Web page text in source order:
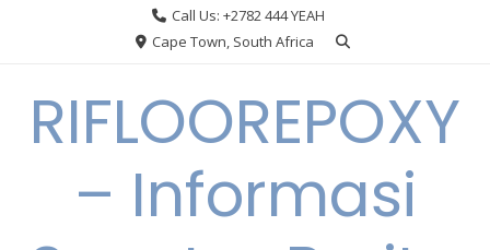
Call Us: +2782 444 YEAH
Cape Town, South Africa
RIFLOOREPOXY
– Informasi